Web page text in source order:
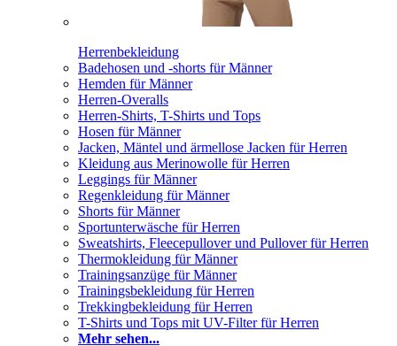
Herrenbekleidung
Badehosen und -shorts für Männer
Hemden für Männer
Herren-Overalls
Herren-Shirts, T-Shirts und Tops
Hosen für Männer
Jacken, Mäntel und ärmellose Jacken für Herren
Kleidung aus Merinowolle für Herren
Leggings für Männer
Regenkleidung für Männer
Shorts für Männer
Sportunterwäsche für Herren
Sweatshirts, Fleecepullover und Pullover für Herren
Thermokleidung für Männer
Trainingsanzüge für Männer
Trainingsbekleidung für Herren
Trekkingbekleidung für Herren
T-Shirts und Tops mit UV-Filter für Herren
Mehr sehen...